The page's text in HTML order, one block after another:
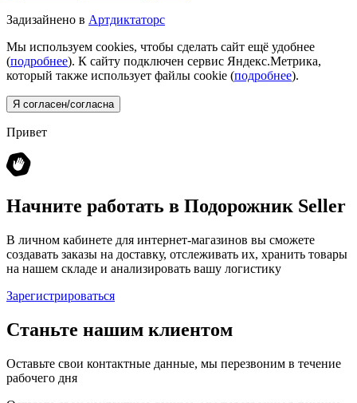
Задизайнено в Артдиктаторс
Мы используем cookies, чтобы сделать сайт ещё удобнее
(подробнее). К сайту подключен сервис Яндекс.Метрика,
который также использует файлы cookie (подробнее).
Я согласен/согласна
Привет
Начните работать в Подорожник Seller
В личном кабинете для интернет-магазинов вы сможете
создавать заказы на доставку, отслеживать их, хранить товары
на нашем складе и анализировать вашу логистику
Зарегистрироваться
Станьте нашим клиентом
Оставьте свои контактные данные, мы перезвоним в течение
рабочего дня